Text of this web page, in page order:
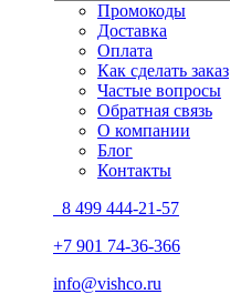
Промокоды
Доставка
Оплата
Как сделать заказ
Частые вопросы
Обратная связь
О компании
Блог
Контакты
8 499 444-21-57
+7 901 74-36-366
info@vishco.ru